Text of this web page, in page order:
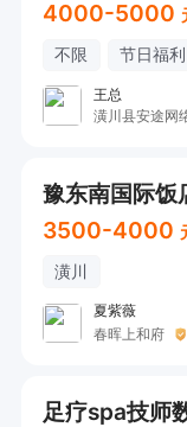
4000-5000
不限 节日福利
王总
潢川县安途网
豫东南国际饭
3500-4000
潢川
夏紫薇
春晖上和府
足疗spa技师